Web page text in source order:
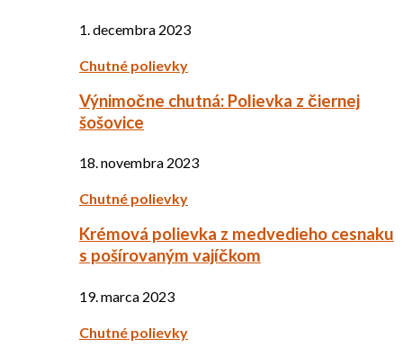
1. decembra 2023
Chutné polievky
Výnimočne chutná: Polievka z čiernej
šošovice
18. novembra 2023
Chutné polievky
Krémová polievka z medvedieho cesnaku
s pošírovaným vajíčkom
19. marca 2023
Chutné polievky